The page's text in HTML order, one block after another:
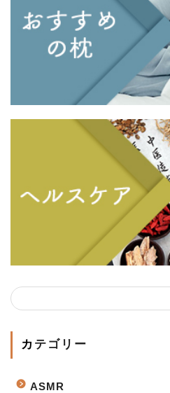
カテゴリー
ASMR